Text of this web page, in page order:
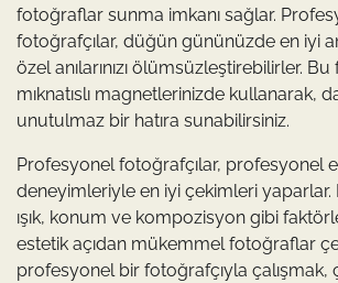
fotoğraflar sunma imkanı sağlar.
fotoğrafçılar, düğün gününüzde en iyi
özel anılarınızı ölümsüzleştirebilirler.
mıknatıslı magnetlerinizde kullanarak,
unutulmaz bir hatıra sunabilirsiniz.
Profesyonel fotoğrafçılar, profesyonel
deneyimleriyle en iyi çekimleri
ışık, konum ve kompozisyon gibi
estetik açıdan mükemmel fotoğraflar
profesyonel bir fotoğrafçıyla çalışmak,